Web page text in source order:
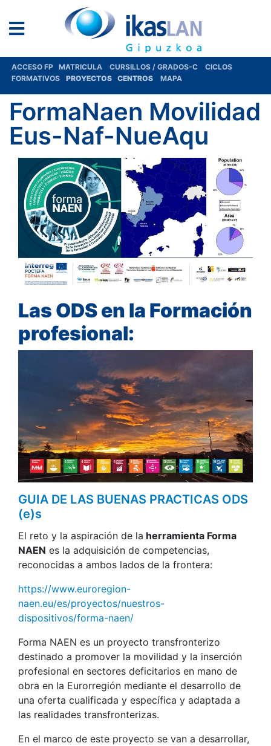
ACCESO FP MATRICULA CURSILLOS / GRADOS-C
CICLOS
FORMATIVOS
PROYECTOS CENTROS MAPA
FormaNaen Movilidad
Eus-Naf-NueAqu
Las ODS en la Formación
profesional:
GUIA DE LAS BUENAS PRACTICAS ODS
(e)s
El reto y la aspiración de la herramienta Forma
NAEN es la adquisición de competencias,
reconocidas a ambos lados de la frontera:
https://www.euroregion-
naen.eu/es/proyectos/nuestros-
dispositivos/forma-naen/
Forma NAEN es un proyecto transfronterizo
destinado a promover la movilidad y la inserción
profesional en sectores deficitarios en mano de
obra en la Eurorregión mediante el desarrollo de
una oferta cualificada y específica y adaptada a
las realidades transfronterizas.
En el marco de este proyecto se van a desarrollar,